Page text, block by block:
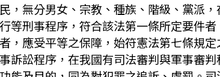
，無分男女、宗教、種族、階級、黨派
等刑事程序，符合該法第一條所定要件
，應受平等之保障，始符憲法第七條規定
訴訟程序，在我國有司法審判與軍事審